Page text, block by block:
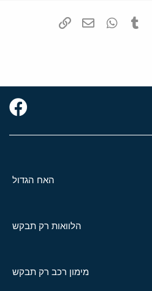
Pinterest
Tumblr
WhatsAppדואר אלקטרוני
האח הגדול
הלוואות רק תבקש
מימון רכב רק תבקש